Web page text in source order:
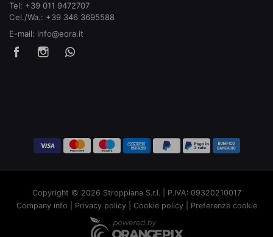
Tel: +39 011 9472707
Cel./Wa.: +39 346 3695588
E-mail: info@eora.it
Copyright © 2026 Stroppiana S.r.l. | P.IVA: 09320210017
Company info
Privacy policy| Cookie policy| Preferenze cookie